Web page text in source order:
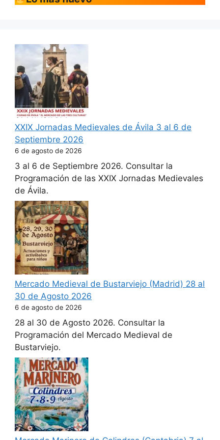
XXIX Jornadas Medievales de Ávila 3 al 6 de
Septiembre 2026
6 de agosto de 2026
3 al 6 de Septiembre 2026. Consultar la
Programación de las XXIX Jornadas Medievales
de Ávila.
Mercado Medieval de Bustarviejo (Madrid) 28 al
30 de Agosto 2026
6 de agosto de 2026
28 al 30 de Agosto 2026. Consultar la
Programación del Mercado Medieval de
Bustarviejo.